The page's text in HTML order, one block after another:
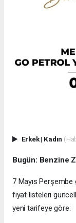
Erkek| Kadın
Bugün: Benzine
7 Mayıs Perşembe
fiyat listeleri
yeni tarifeye göre: